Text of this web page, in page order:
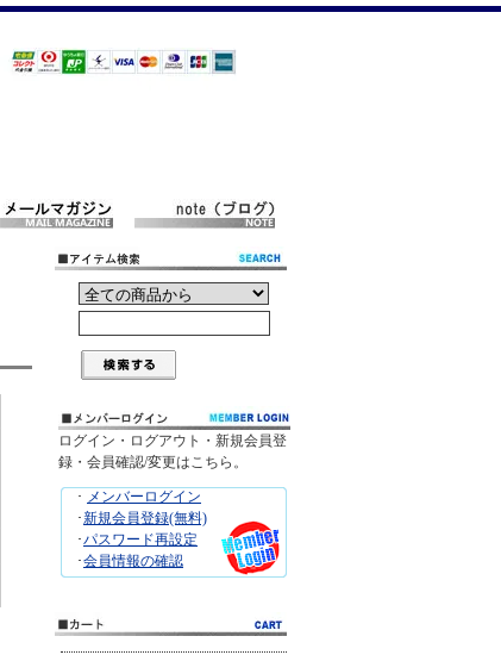
ログイン・ログアウト・新規会員登
録・会員確認/変更はこちら。
･ メンバーログイン
･新規会員登録(無料)
･パスワード再設定
･会員情報の確認